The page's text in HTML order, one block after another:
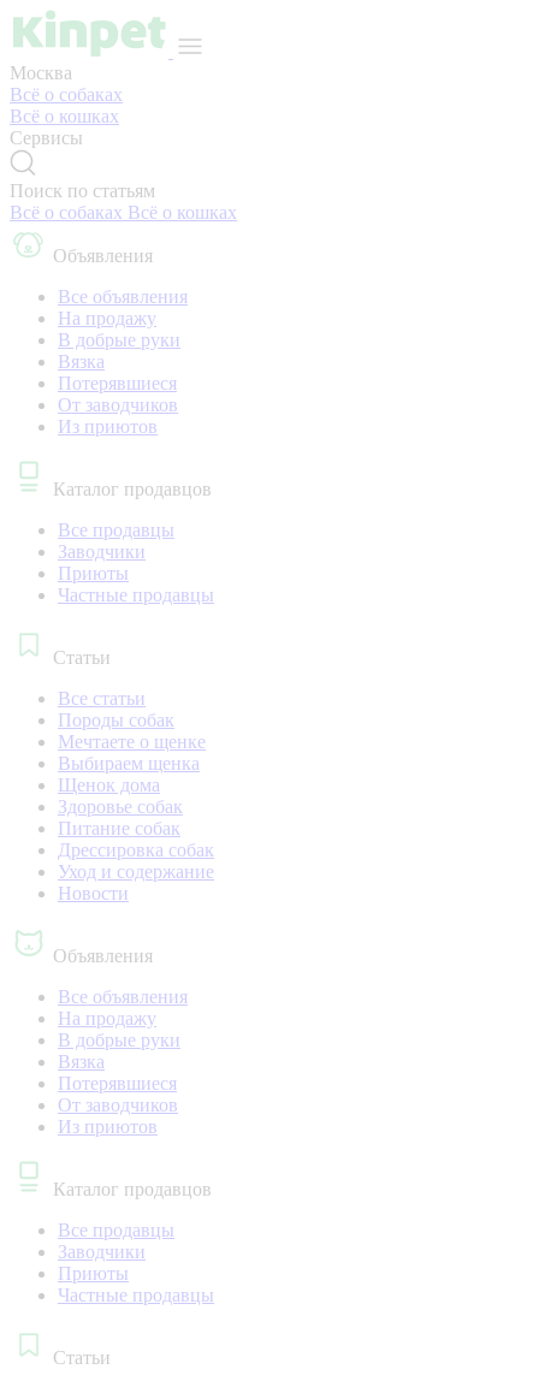
Москва
Всё о собаках
Всё о кошках
Сервисы
Поиск по статьям
Всё о собаках Всё о кошках
Объявления
Все объявления
На продажу
В добрые руки
Вязка
Потерявшиеся
От заводчиков
Из приютов
Каталог продавцов
Все продавцы
Заводчики
Приюты
Частные продавцы
Статьи
Все статьи
Породы собак
Мечтаете о щенке
Выбираем щенка
Щенок дома
Здоровье собак
Питание собак
Дрессировка собак
Уход и содержание
Новости
Объявления
Все объявления
На продажу
В добрые руки
Вязка
Потерявшиеся
От заводчиков
Из приютов
Каталог продавцов
Все продавцы
Заводчики
Приюты
Частные продавцы
Статьи